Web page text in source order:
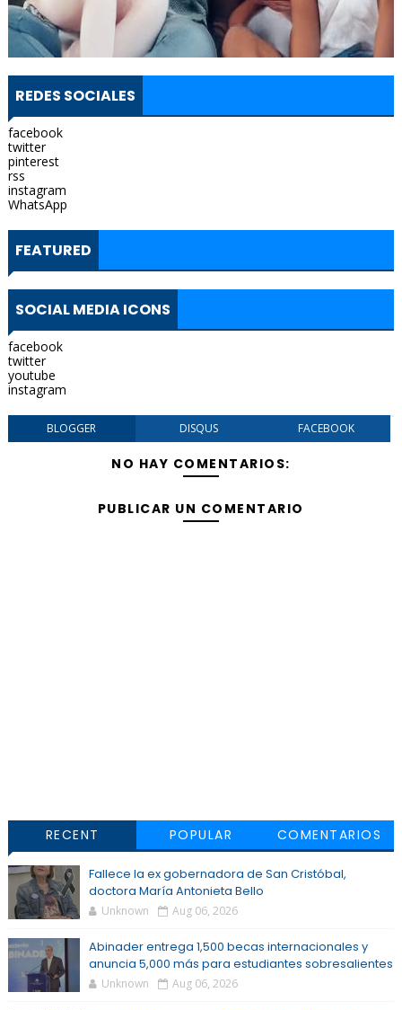
REDES SOCIALES
facebook
twitter
pinterest
rss
instagram
WhatsApp
FEATURED
SOCIAL MEDIA ICONS
facebook
twitter
youtube
instagram
BLOGGER DISQUS FACEBOOK
NO HAY COMENTARIOS:
PUBLICAR UN COMENTARIO
RECENT POPULAR COMENTARIOS
Fallece la ex gobernadora de San Cristóbal,
doctora María Antonieta Bello
Unknown Aug 06, 2026
Abinader entrega 1,500 becas internacionales y
anuncia 5,000 más para estudiantes sobresalientes
Unknown Aug 06, 2026